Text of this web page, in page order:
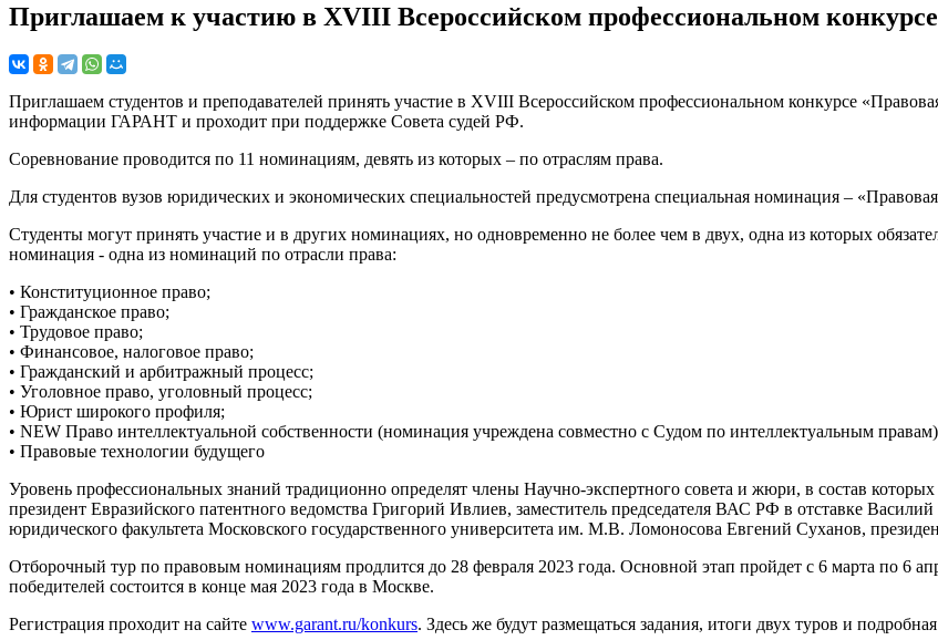
Приглашаем к участию в XVIII Всероссийском профессиональном
Приглашаем студентов и преподавателей принять участие в XVIII Всероссийском профессиональном конкурсе
информации ГАРАНТ и проходит при поддержке Совета судей РФ.
Соревнование проводится по 11 номинациям, девять из которых – по отраслям права.
Для студентов вузов юридических и экономических специальностей предусмотрена специальная номинация –
Студенты могут принять участие и в других номинациях, но одновременно не более чем в двух, одна из которых
номинация - одна из номинаций по отрасли права:
• Конституционное право;
• Гражданское право;
• Трудовое право;
• Финансовое, налоговое право;
• Гражданский и арбитражный процесс;
• Уголовное право, уголовный процесс;
• Юрист широкого профиля;
• NEW Право интеллектуальной собственности (номинация учреждена совместно с Судом по интеллектуальным
• Правовые технологии будущего
Уровень профессиональных знаний традиционно определят члены Научно-экспертного совета и жюри, в состав
президент Евразийского патентного ведомства Григорий Ивлиев, заместитель председателя ВАС РФ в отставке
юридического факультета Московского государственного университета им. М.В. Ломоносова Евгений Суханов,
Отборочный тур по правовым номинациям продлится до 28 февраля 2023 года. Основной этап пройдет с 6 марта по 6
победителей состоится в конце мая 2023 года в Москве.
Регистрация проходит на сайте www.garant.ru/konkurs. Здесь же будут размещаться задания, итоги двух туров и